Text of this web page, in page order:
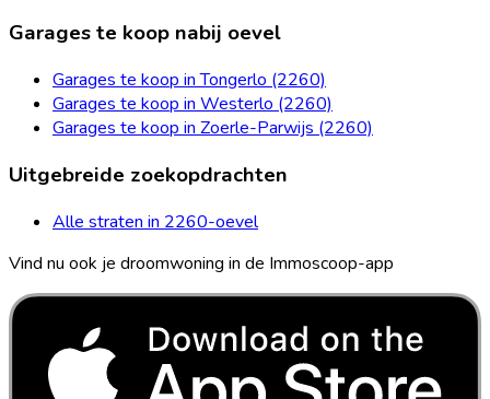
Garages te koop nabij oevel
Garages te koop in Tongerlo (2260)
Garages te koop in Westerlo (2260)
Garages te koop in Zoerle-Parwijs (2260)
Uitgebreide zoekopdrachten
Alle straten in 2260-oevel
Vind nu ook je droomwoning in de Immoscoop-app